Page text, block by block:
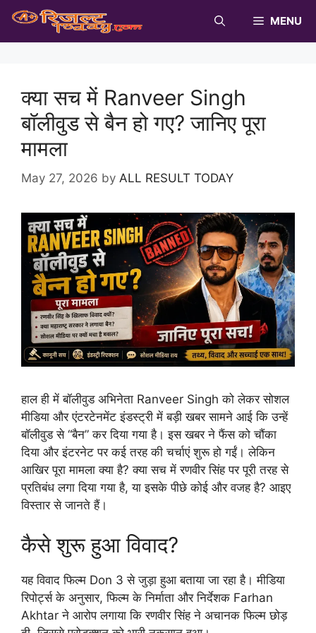
Skip
content
MENU
क्या सच में Ranveer Singh
बॉलीवुड से बैन हो गए? जानिए पूरा
मामला
May 27, 2026 by ALL RESULT TODAY
हाल ही में बॉलीवुड अभिनेता Ranveer Singh को लेकर सोशल
मीडिया और एंटरटेनमेंट इंडस्ट्री में बड़ी खबर सामने आई कि उन्हें
बॉलीवुड से “बैन” कर दिया गया है। इस खबर ने फैंस को चौंका
दिया और इंटरनेट पर कई तरह की चर्चाएं शुरू हो गईं। लेकिन
आखिर पूरा मामला क्या है? क्या सच में रणवीर सिंह पर पूरी तरह से
प्रतिबंध लगा दिया गया है, या इसके पीछे कोई और वजह है? आइए
विस्तार से जानते हैं।
कैसे शुरू हुआ विवाद?
यह विवाद फिल्म Don 3 से जुड़ा हुआ बताया जा रहा है। मीडिया
रिपोर्ट्स के अनुसार, फिल्म के निर्माता और निर्देशक Farhan
Akhtar ने आरोप लगाया कि रणवीर सिंह ने अचानक फिल्म छोड़